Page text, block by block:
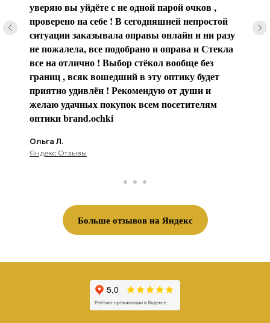
уверяю вы уйдёте с не одной парой очков ,
проверено на себе ! В сегодняшней непростой
ситуации заказывала оправы онлайн и ни разу
не пожалела, все подобрано и оправа и Стекла
все на отлично ! Выбор стёкол вообще без
границ , всяк вошедший в эту оптику будет
приятно удивлён ! Рекомендую от души и
желаю удачных покупок всем посетителям
оптики brаnd.ochki
Ольга Л.
Яндекс Отзывы
Больше отзывов на Яндекс